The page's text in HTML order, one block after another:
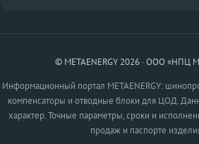
© METAENERGY 2026 · ООО «НПЦ
Информационный портал METAENERGY:
компенсаторы и отводные блоки для ЦОД.
характер. Точные параметры, сроки и
продаж и паспорте